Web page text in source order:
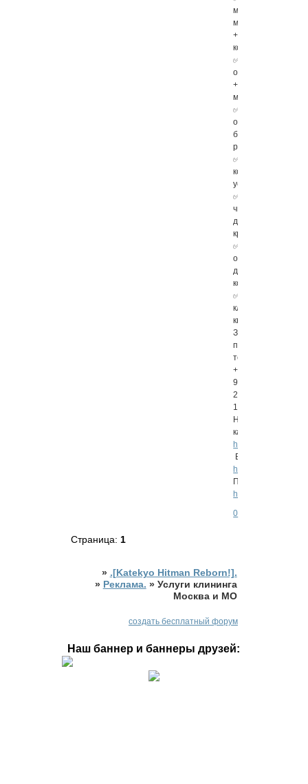
мягкой
мебели
+и
ковров
✅Мытье
окон
+в
москве
✅Мытье
окон
без
разводов
✅Клининг
компания
услуги
✅ЭКО
чистка
детских
кресел
✅Экологическая
очистка
детских
комнат
✅Услуги
клининга
квартир
Заказ
по
тел.
+7
915
204
1047
Наш
канал:
https://t.me/
Вотсап:
https://wa.me/
Перейти:
https://is.gd/RcyhdG
0
Страница:1
» .[Katekyo Hitman Reborn!].
» Реклама. » Услуги клининга
Москва и МО
создать бесплатный форум
Наш баннер и баннеры друзей: